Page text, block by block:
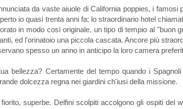
da vaste aiuole di California poppies, i famosi
io quasi trenta anni fa; lo straordinario hotel
in modo così originale, un tipo di tempio al "buon
ed l'orinatoio una piccola cascata. Ancore più
spesso un anno in anticipo la loro camera
bellezza? Certamente del tempo quando i
dolcezza regna nei giardini ch'iusi della missione.
superbe. Delfini scolpiti accolgono gli ospiti del